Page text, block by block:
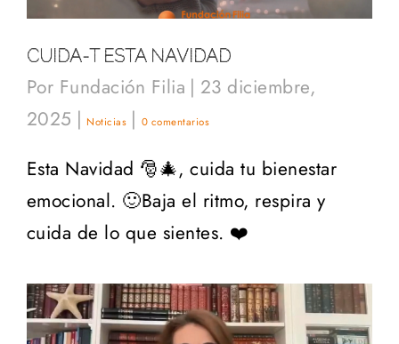
CUIDA-T ESTA NAVIDAD
Por Fundación Filia | 23 diciembre,
2025 | Noticias | 0 comentarios
Esta Navidad 🎅🎄, cuida tu bienestar
emocional. 🙂Baja el ritmo, respira y
cuida de lo que sientes. ❤️